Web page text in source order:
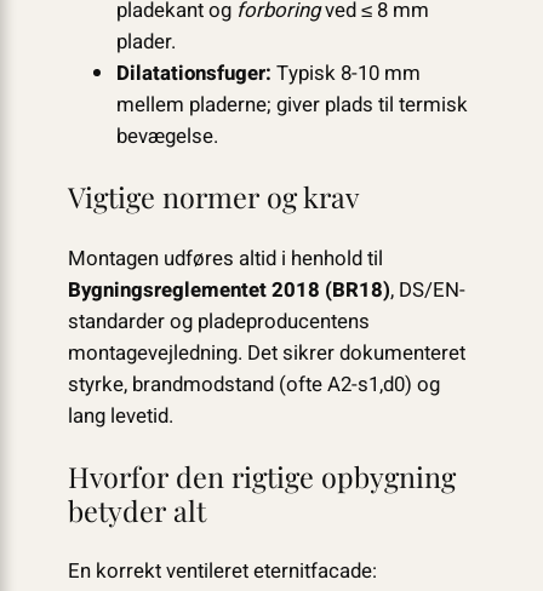
pladekant og forboringved ≤ 8 mm
plader.
Dilatationsfuger: Typisk 8-10 mm
mellem pladerne; giver plads til termisk
bevægelse.
Vigtige normer og krav
Montagen udføres altid i henhold til
Bygningsreglementet 2018 (BR18), DS/EN-
standarder og pladeproducentens
montagevejledning. Det sikrer dokumenteret
styrke, brandmodstand (ofte A2-s1,d0) og
lang levetid.
Hvorfor den rigtige opbygning
betyder alt
En korrekt ventileret eternitfacade: